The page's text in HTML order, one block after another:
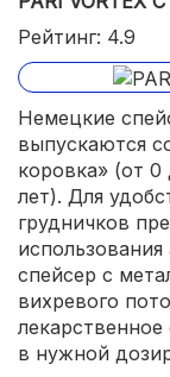
Рейтинг: 4.9
Немецкие
выпускаются
коровка» (от
лет). Для
грудничков
спейсер с
вихревого
в нужной